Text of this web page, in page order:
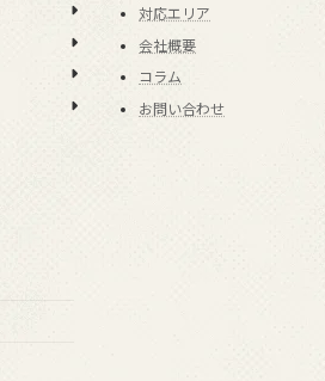
対応エリア
会社概要
コラム
お問い合わせ